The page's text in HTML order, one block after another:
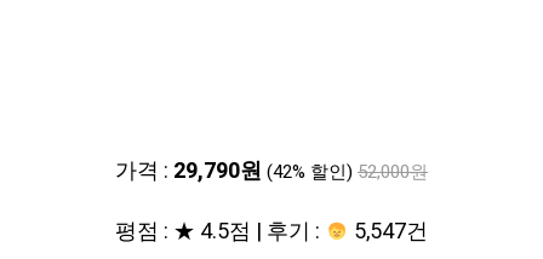
가격 : 29,790원 (42% 할인) 52,000원
평점 : ★ 4.5점 | 후기 : 5,547건